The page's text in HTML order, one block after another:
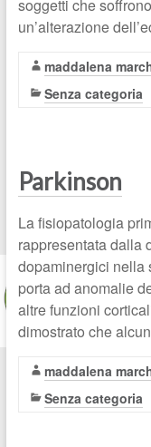
soggetti che
un’alterazione
maddalena
Senza categoria
Parkinson
La fisiopatologia
rappresentata dalla
dopaminergici nella
porta ad anomalie
altre funzioni
dimostrato che
maddalena
Senza categoria